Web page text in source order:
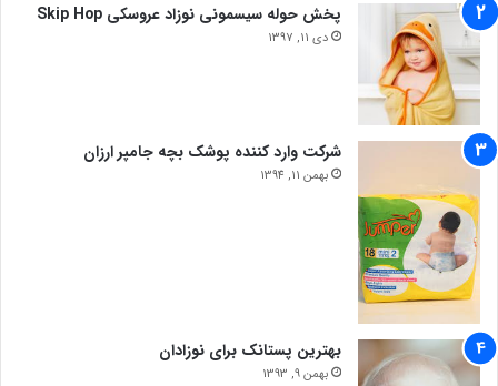
پخش حوله سیسمونی نوزاد عروسکی Skip Hop
دی 11, 1397
شرکت وارد کننده پوشک بچه جامپر ارزان
بهمن 11, 1394
بهترین پستانک برای نوزادان
بهمن 9, 1393